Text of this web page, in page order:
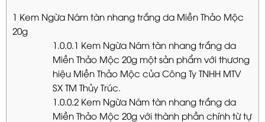
1 Kem Ngừa Nám tàn nhang trắng da Miền Thảo Mộc
20g
1.0.0.1 Kem Ngừa Nám tàn nhang trắng da
Miền Thảo Mộc 20g một sản phẩm với thương
hiệu Miền Thảo Mộc của Công Ty TNHH MTV
SX TM Thủy Trúc.
1.0.0.2 Kem Ngừa Nám tàn nhang trắng da
Miền Thảo Mộc 20g với thành phần chính từ tự